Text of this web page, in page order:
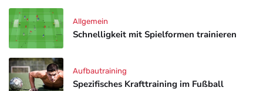
Schnelligkeit mit Spielformen trainieren
Allgemein
Spezifisches Krafttraining im Fußball
Aufbautraining